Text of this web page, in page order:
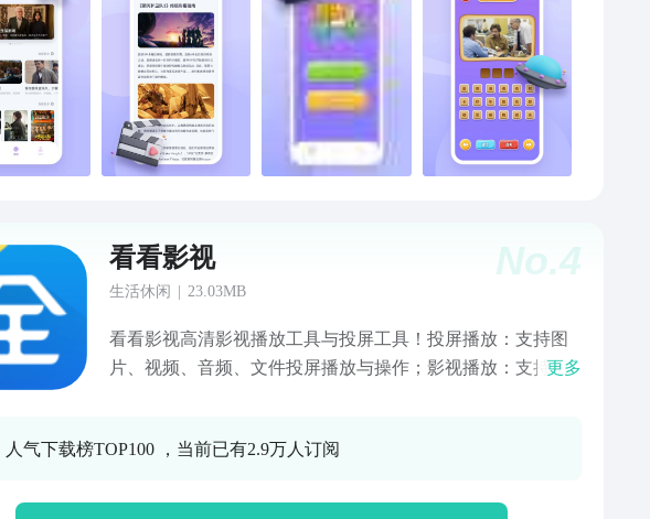
No.4
看看影视
生活休闲 23.03MB
看看影视高清影视播放工具与投屏工具！投屏播放：支持图
片、视频、音频、文件投屏播放与操作；影视播放：支持相
更多
人气下载榜TOP100 ，当前已有2.9万人订阅